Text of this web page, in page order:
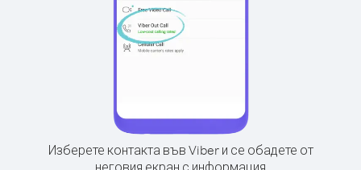
Изберете контакта във Viber и се обадете от
неговия екран с информация